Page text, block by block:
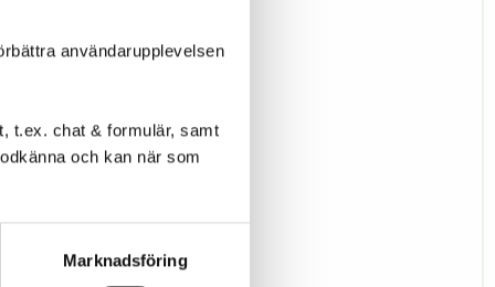
användarupplevelsen
t.ex. chat & formulär, samt
och kan när som
Marknadsföring